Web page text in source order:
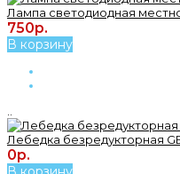
Лампа светодиодная
750р.
В корзину
Лебедка безредукторная
0р.